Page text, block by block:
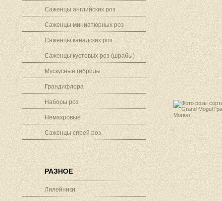
Саженцы английских роз
Саженцы миниатюрных роз
Саженцы канадских роз
Саженцы кустовых роз (шрабы)
Мускусные гибриды.
Грандифлора
Наборы роз
Немахровые
Саженцы спрей роз.
РАЗНОЕ
Лилейники.